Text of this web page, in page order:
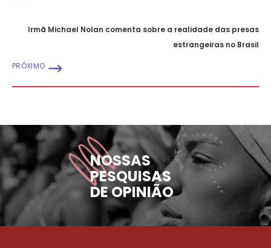
Irmã Michael Nolan comenta sobre a realidade das presas
estrangeiras no Brasil
PRÓXIMO
NOSSAS
PESQUISAS
DE OPINIÃO